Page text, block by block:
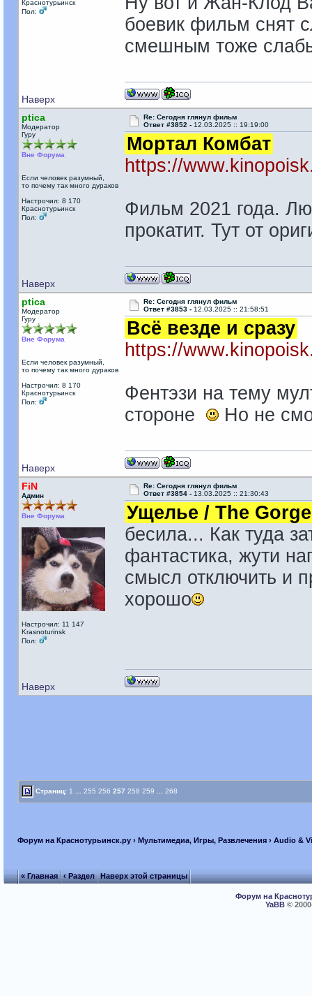
Краснотурьинск
Пол:
боевик фильм снят
смешным тоже
Наверх
ptica
Модератор
Гуру
Вне Форума
Если человек разумный,
то почему так много дураков
Настрочил: 8 170
Краснотурьинск
Пол:
Re: Сегодня глянул фильм
Ответ #3852 - 12.03.2025 :: 19:19:00
Мортал Комбат
https://
Фильм 2021 года.
прокатит. Тут от
Наверх
ptica
Модератор
Гуру
Вне Форума
Если человек разумный,
то почему так много дураков
Настрочил: 8 170
Краснотурьинск
Пол:
Re: Сегодня глянул фильм
Ответ #3853 - 12.03.2025 :: 21:58:51
Всё везде и сразу
https://
Фентэзи на тему
стороне
Но не
Наверх
FiN
Админ
Вне Форума
Настрочил: 11 147
Krasnoturinsk
Пол:
Re: Сегодня глянул фильм
Ответ #3854 - 13.03.2025 :: 21:30:43
Ущелье / The
бесила... Как туда
фантастика, жути
смысл отключить и
хорошо
Наверх
Страниц: 1 255 256 257 258 259 268
Форум на Краснотурьинск.ру› Мультимедиа, Игры, Развлечения› Audio &
« Главная ‹ Раздел Наверх этой страницы
Форум на
YaBB©